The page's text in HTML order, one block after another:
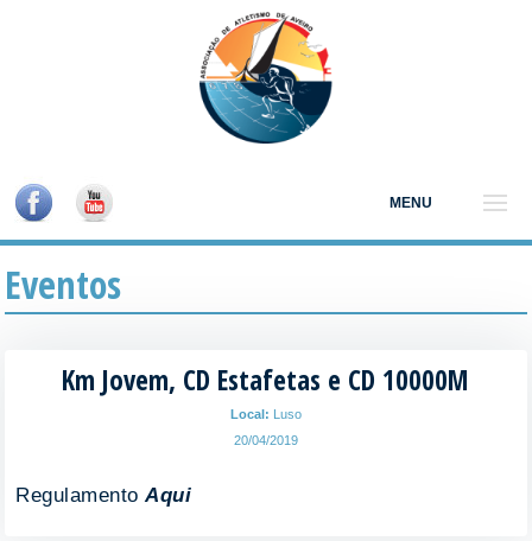
MENU
Eventos
Km Jovem, CD Estafetas e CD 10000M
Local: Luso
20/04/2019
RegulamentoAqui